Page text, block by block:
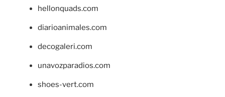
hellonquads.com
diarioanimales.com
decogaleri.com
unavozparadios.com
shoes-vert.com